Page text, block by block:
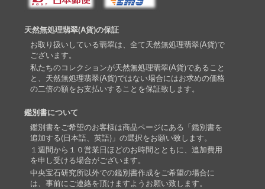
天然無処理翡翠(A貨)の保証
お取り扱いしている翡翠は、全て天然無処理翡翠(A貨)で
ございます。
私たちのコレクションが天然無処理翡翠(A貨)であること
と、天然無処理翡翠(A貨)ではない場合にはお求めの価格
の二倍の額をお支払いすることを保証致します。
鑑別書について
鑑別書をご希望のお客様は商品ページにある「鑑別書を
追加する(日本語、英語)」の選択をお願い致します。
１週間から１０営業日ほどのお時間とともに、追加費用
を申し受ける場合がございます。
中央宝石研究所以外での鑑別書作成をご希望の場合に
は、事前にご連絡を頂けますようお願い致します。